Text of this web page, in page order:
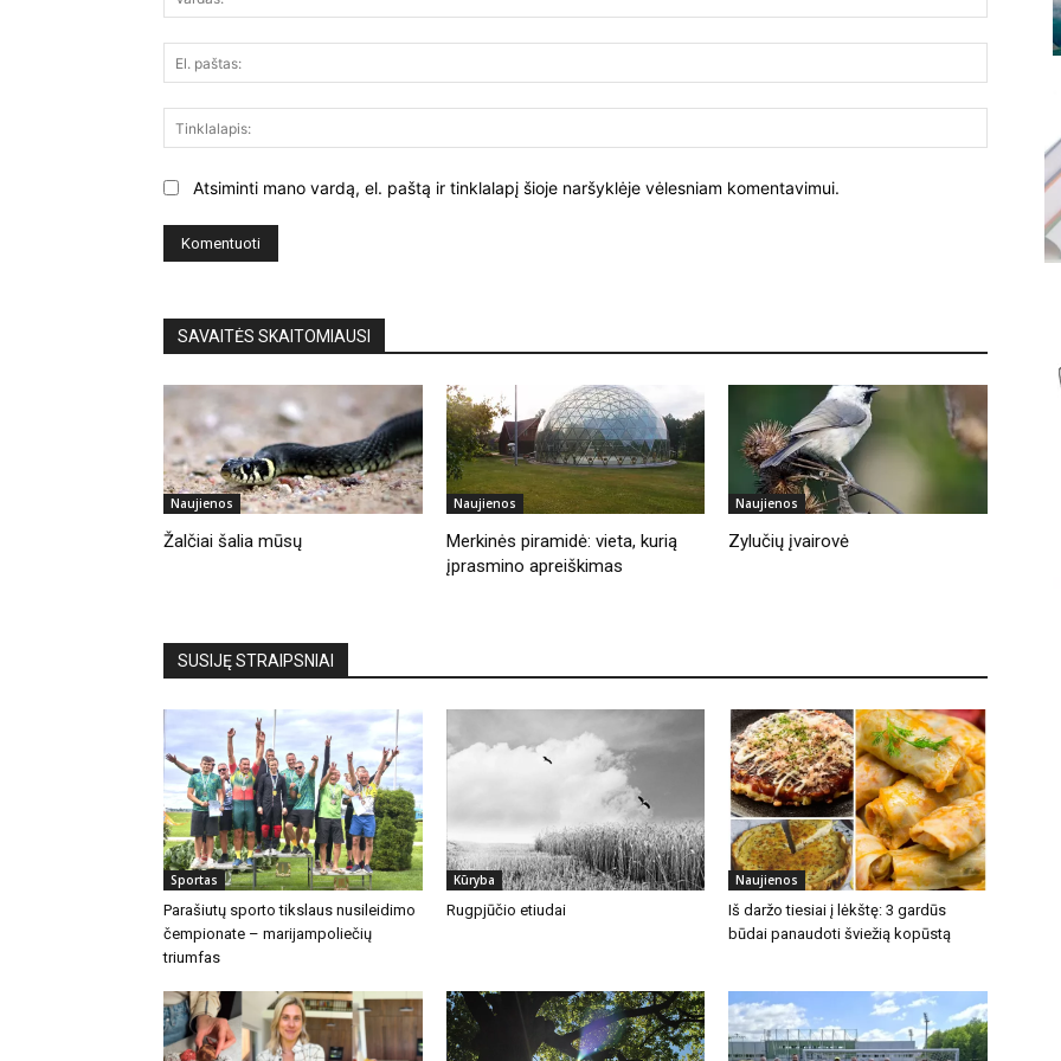
paštas:
Atsiminti mano vardą, el. paštą ir tinklalapį šioje naršyklėje vėlesniam komentavimui.
SAVAITĖS SKAITOMIAUSI
Naujienos
Žalčiai šalia mūsų
Naujienos
Merkinės piramidė: vieta, kurią
įprasmino apreiškimas
Naujienos
Zylučių įvairovė
SUSIJĘ STRAIPSNIAI
Sportas
Parašiutų sporto tikslaus nusileidimo
čempionate – marijampoliečių
triumfas
Kūryba
Rugpjūčio etiudai
Naujienos
Iš daržo tiesiai į lėkštę: 3 gardūs
būdai panaudoti šviežią kopūstą